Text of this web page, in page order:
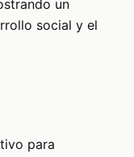
un
social y el
para